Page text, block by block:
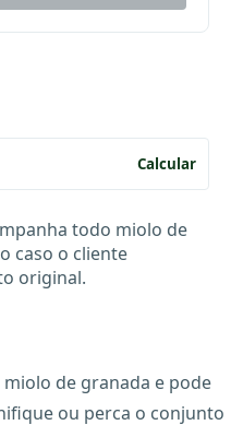
Calcular
todo miolo de
caso o cliente
original.
de granada e pode
ou perca o conjunto